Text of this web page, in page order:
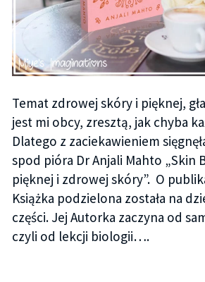
Temat zdrowej skóry i pięknej,
jest mi obcy, zresztą, jak chyba
Dlatego z zaciekawieniem
spod pióra Dr Anjali Mahto „Skin
pięknej i zdrowej skóry”. O
Książka podzielona została na
części. Jej Autorka zaczyna od
czyli od lekcji biologii….